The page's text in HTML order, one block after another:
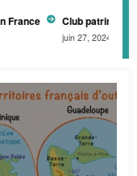
Club patrimoine-
juin 27, 2024